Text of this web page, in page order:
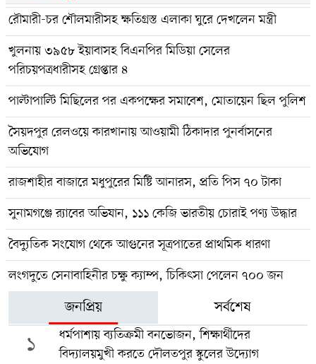
রৌমারী-চর শৌলমারীসহ ক্ষতিগ্রস্ত এলাকা ঘুরে দেখলেন মন্ত্রী
খুলনায় ৩৯৫৮ ইয়াবাসহ বিএনপির মিডিয়া সেলের
পরিচয়পত্রধারীসহ গ্রেপ্তার ৪
পাল্টাপাল্টি মিছিলের পর একপক্ষের সমাবেশ, মোতায়েন ছিল পুলিশ
সৈয়দপুর রেলওয়ে কারখানায় আওয়ামী ঠিকাদার পুনর্বাসনের
অভিযোগ
রাজশাহীর বাজারে মধুপুরের মিষ্টি আনারস, প্রতি পিস ৭০ টাকা
সুনামগঞ্জে র‍্যাবের অভিযান, ১১১ কেজি ভারতীয় চোরাই পণ্য উদ্ধার
বৈদ্যুতিক সংযোগ থেকে আগুনের সূত্রপাতের প্রাথমিক ধারণা
লংগদুতে সেনাবাহিনীর চক্ষু ক্যাম্প, চিকিৎসা পেলেন ৭০০ জন
জনপ্রিয় সর্বশেষ
১
ধর্মপাশায় ব্যতিক্রমী বনভোজন, শিক্ষার্থীদের
বিদ্যালয়মুখী করতে দৌলতপুর স্কুলের উদ্যোগ